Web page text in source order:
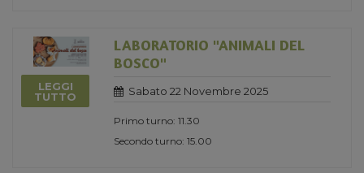
LEGGI
TUTTO
LABORATORIO "ANIMALI DEL
BOSCO"
Sabato 22 Novembre 2025
Primo turno: 11.30
Secondo turno: 15.00